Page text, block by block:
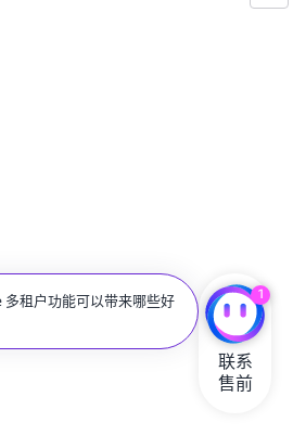
多租户功能可以带来哪些好
1
联系
售前